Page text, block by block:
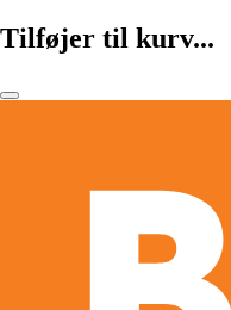
Tilføjer til kurv...